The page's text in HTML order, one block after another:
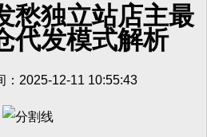
愁独立站店主最
代发模式解析
2025-12-11 10:55:43